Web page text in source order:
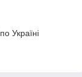
Україні